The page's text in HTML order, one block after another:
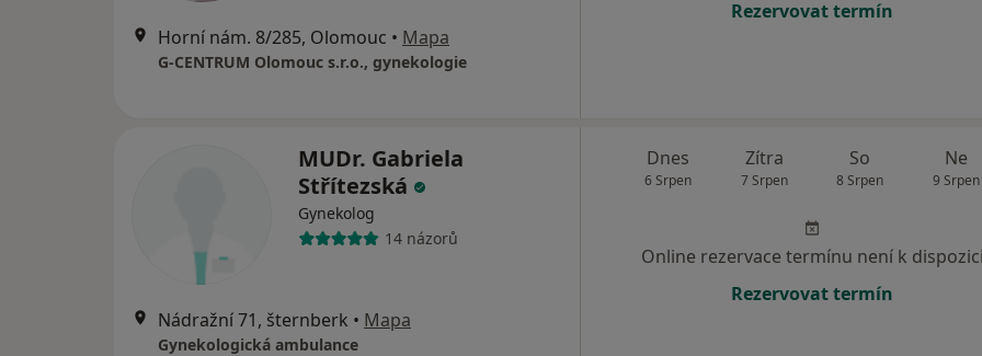
Horní nám. 8/285, Olomouc • Mapa
G-CENTRUM Olomouc s.r.o., gynekologie
Rezervovat termín
MUDr. Gabriela
Střítezská
Gynekolog
14 názorů
Nádražní 71, šternberk • Mapa
Gynekologická ambulance
Dnes
6 Srpen
Zítra
7 Srpen
So
8 Srpen
Ne
9 Srpen
Online rezervace termínu není k dispozici
Rezervovat termín